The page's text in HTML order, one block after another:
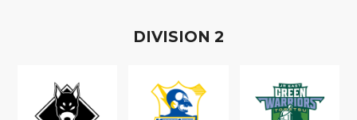
DIVISION 2